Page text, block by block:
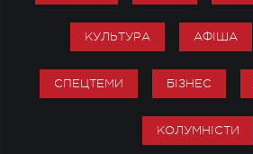
КУЛЬТУРА АФІША
СПЕЦТЕМИ БІЗНЕС
КОЛУМНІСТИ